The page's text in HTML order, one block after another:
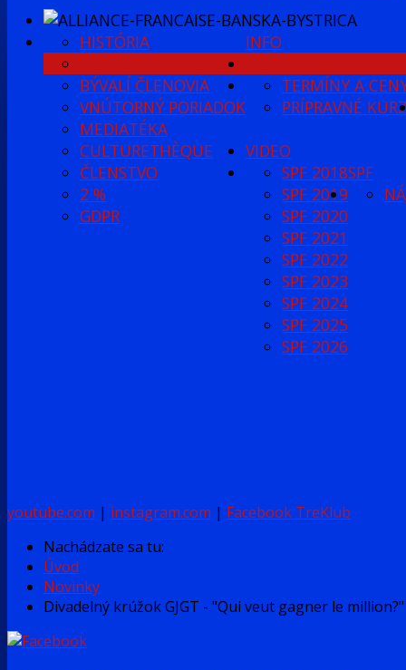
INFO
HISTÓRIA
PRACOVNÝ TÍM AFBB
BÝVALÍ ČLENOVIA
VNÚTORNÝ PORIADOK
MEDIATÉKA
CULTURETHÈQUE
ČLENSTVO
2 %
GDPR
TERMÍNY A
PRÍPRAVNÉ
VIDEO
SPF
SPF 2018
SPF 2019
SPF 2020
SPF 2021
SPF 2022
SPF 2023
SPF 2024
SPF 2025
SPF 2026
youtube.com | instagram.com | Facebook TreKlub
Nachádzate sa tu:
Úvod
Novinky
Divadelný krúžok GJGT - "Qui veut gagner le million?"